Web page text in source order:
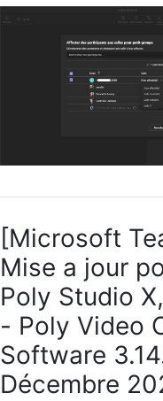
[Microsoft
Mise a jour
Poly Studio
- Poly Video
Software
Décembre